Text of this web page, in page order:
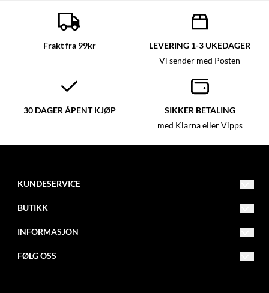
Frakt fra 99kr LEVERING 1-3 UKEDAGER
Vi sender med Posten
30 DAGER ÅPENT KJØP SIKKER BETALING
med Klarna eller Vipps
KUNDESERVICE
post@glassmagasinet.com
6700 Måløy
BUTIKK
INFORMASJON
FØLG OSS